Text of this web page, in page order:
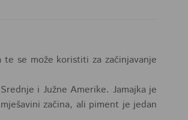
se može koristiti za začinjavanje
i Južne Amerike. Jamajka je
začina, ali piment je jedan